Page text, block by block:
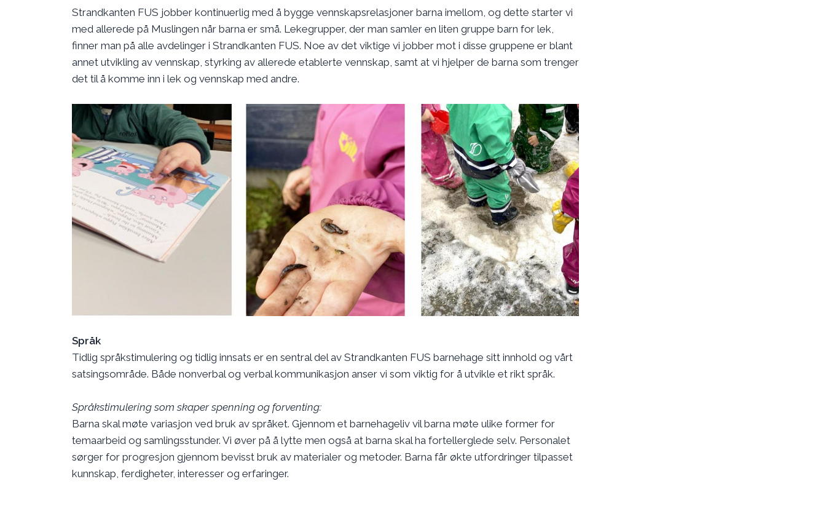
Strandkanten FUS jobber kontinuerlig med å bygge vennskapsrelasjoner barna imellom, og dette starter vi
med allerede på Muslingen når barna er små. Lekegrupper, der man samler en liten gruppe barn for lek,
finner man på alle avdelinger i Strandkanten FUS. Noe av det viktige vi jobber mot i disse gruppene er blant
annet utvikling av vennskap, styrking av allerede etablerte vennskap, samt at vi hjelper de barna som trenger
det til å komme inn i lek og vennskap med andre.
Språk
Tidlig språkstimulering og tidlig innsats er en sentral del av Strandkanten FUS barnehage sitt innhold og vårt
satsingsområde. Både nonverbal og verbal kommunikasjon anser vi som viktig for å utvikle et rikt språk.
Språkstimulering som skaper spenning og forventing:
Barna skal møte variasjon ved bruk av språket. Gjennom et barnehageliv vil barna møte ulike former for
temaarbeid og samlingsstunder. Vi øver på å lytte men også at barna skal ha fortellerglede selv. Personalet
sørger for progresjon gjennom bevisst bruk av materialer og metoder. Barna får økte utfordringer tilpasset
kunnskap, ferdigheter, interesser og erfaringer.